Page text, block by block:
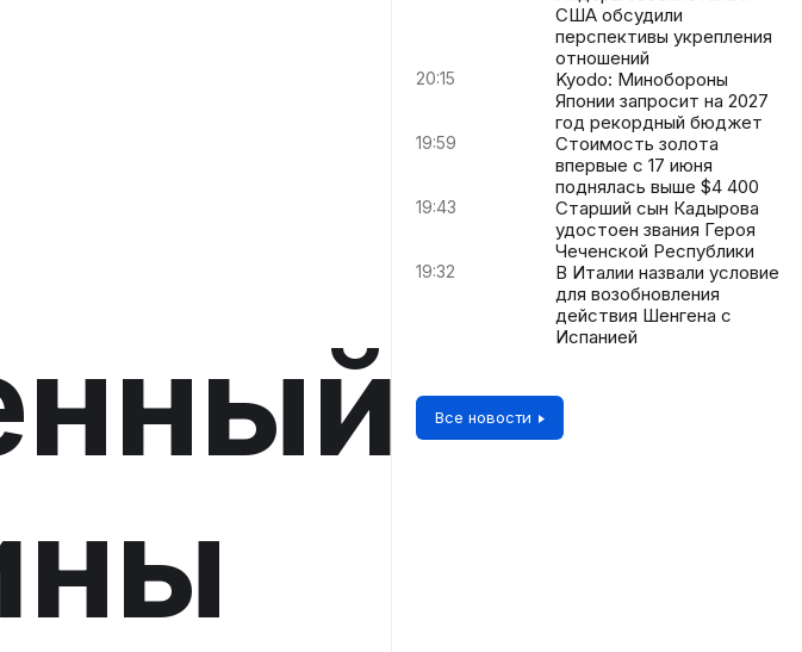
США обсудили
перспективы укрепления
отношений
20:15
Kyodo: Минобороны
Японии запросит на 2027
год рекордный бюджет
19:59
Стоимость золота
впервые с 17 июня
поднялась выше $4 400
19:43
Старший сын Кадырова
удостоен звания Героя
Чеченской Республики
19:32
В Италии назвали условие
для возобновления
действия Шенгена с
Испанией
Все новости